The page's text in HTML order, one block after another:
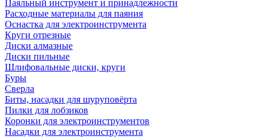
Паяльный инструмент и принадлежности
Расходные материалы для паяния
Оснастка для электроинструмента
Круги отрезные
Диски алмазные
Диски пильные
Шлифовальные диски, круги
Буры
Сверла
Биты, насадки для шуруповёрта
Пилки для лобзиков
Коронки для электроинструментов
Насадки для электроинструмента